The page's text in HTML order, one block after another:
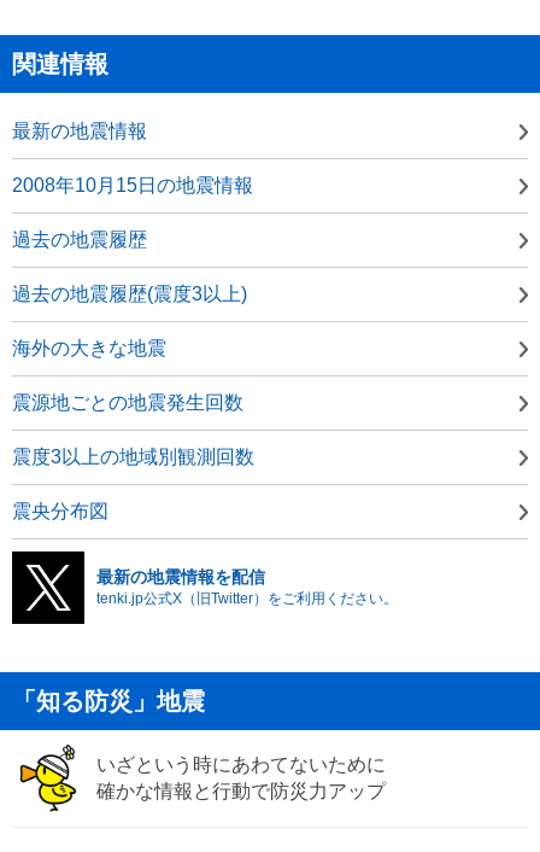
関連情報
最新の地震情報
2008年10月15日の地震情報
過去の地震履歴
過去の地震履歴(震度3以上)
海外の大きな地震
震源地ごとの地震発生回数
震度3以上の地域別観測回数
震央分布図
最新の地震情報を配信
tenki.jp公式X（旧Twitter）をご利用ください。
「知る防災」地震
いざという時にあわてないために
確かな情報と行動で防災力アップ